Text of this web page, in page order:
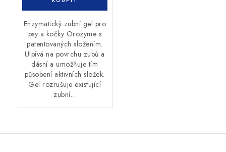
Enzymatický zubní gel pro
psy a kočky Orozyme s
patentovaných složením.
Ulpívá na povrchu zubů a
dásní a umožňuje tím
působení aktivních složek.
Gel rozrušuje existující
zubní...